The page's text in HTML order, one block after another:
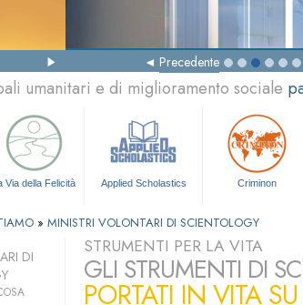
Precedente
umanitari e di miglioramento sociale
Via della Felicità Applied Scholastics Criminon
» MINISTRI VOLONTARI DI SCIENTOLOGY
STRUMENTI PER LA VITA
GLI STRUMENTI DI
PORTATI IN VITA
DI